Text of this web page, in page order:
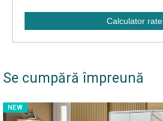
Calculator rate
Se cumpără împreună
NEW